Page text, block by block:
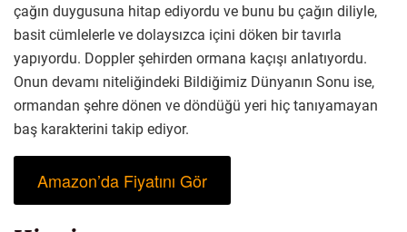
çağın duygusuna hitap ediyordu ve bunu bu çağın diliyle,
basit cümlelerle ve dolaysızca içini döken bir tavırla
yapıyordu. Doppler şehirden ormana kaçışı anlatıyordu.
Onun devamı niteliğindeki Bildiğimiz Dünyanın Sonu ise,
ormandan şehre dönen ve döndüğü yeri hiç tanıyamayan
baş karakterini takip ediyor.
Amazon’da Fiyatını Gör